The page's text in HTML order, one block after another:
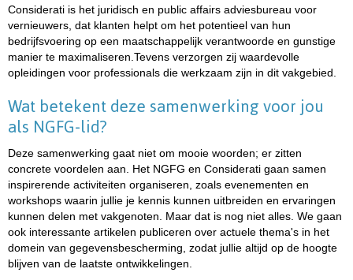
Considerati is het juridisch en public affairs adviesbureau voor
vernieuwers, dat klanten helpt om het potentieel van hun
bedrijfsvoering op een maatschappelijk verantwoorde en gunstige
manier te maximaliseren.Tevens verzorgen zij waardevolle
opleidingen voor professionals die werkzaam zijn in dit vakgebied.
Wat betekent deze samenwerking voor jou
als NGFG-lid?
Deze samenwerking gaat niet om mooie woorden; er zitten
concrete voordelen aan. Het NGFG en Considerati gaan samen
inspirerende activiteiten organiseren, zoals evenementen en
workshops waarin jullie je kennis kunnen uitbreiden en ervaringen
kunnen delen met vakgenoten. Maar dat is nog niet alles. We gaan
ook interessante artikelen publiceren over actuele thema's in het
domein van gegevensbescherming, zodat jullie altijd op de hoogte
blijven van de laatste ontwikkelingen.